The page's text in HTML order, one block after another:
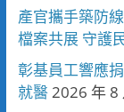
產官攜手築防
檔案共展 守護
彰基員工響應
就醫2026 年 8